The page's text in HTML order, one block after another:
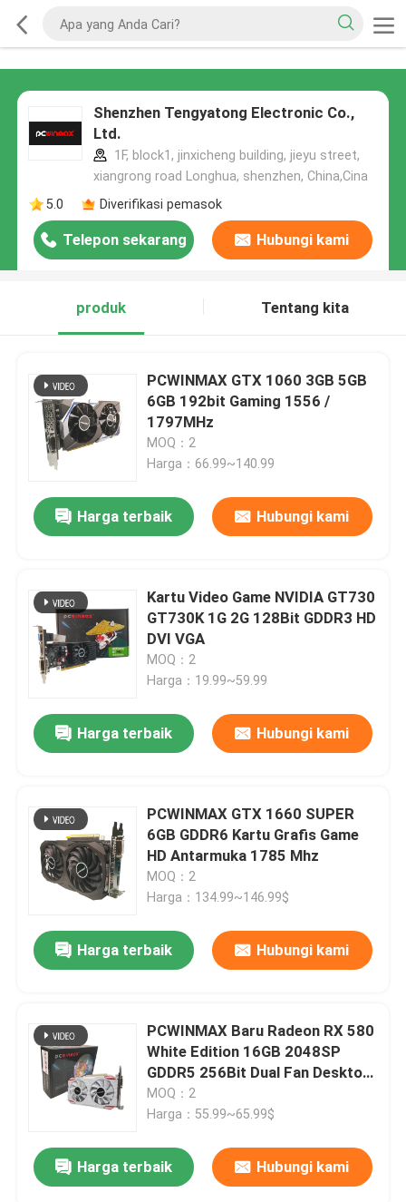
Shenzhen Tengyatong Electronic Co.,
Ltd.
1F, block1, jinxicheng building, jieyu street,
xiangrong road Longhua, shenzhen, China,Cina
5.0
Diverifikasi pemasok
Telepon sekarang Hubungi kami
produk Tentang kita
PCWINMAX GTX 1060 3GB 5GB
6GB 192bit Gaming 1556 /
1797MHz
MOQ：2
Harga：66.99~140.99
Harga terbaik Hubungi kami
Kartu Video Game NVIDIA GT730
GT730K 1G 2G 128Bit GDDR3 HD
DVI VGA
MOQ：2
Harga：19.99~59.99
Harga terbaik Hubungi kami
PCWINMAX GTX 1660 SUPER
6GB GDDR6 Kartu Grafis Game
HD Antarmuka 1785 Mhz
MOQ：2
Harga：134.99~146.99$
Harga terbaik Hubungi kami
PCWINMAX Baru Radeon RX 580
White Edition 16GB 2048SP
GDDR5 256Bit Dual Fan Desktop
Graphics Card dengan GPU HD
DVI DP Port
MOQ：2
Harga：55.99~65.99$
Harga terbaik Hubungi kami